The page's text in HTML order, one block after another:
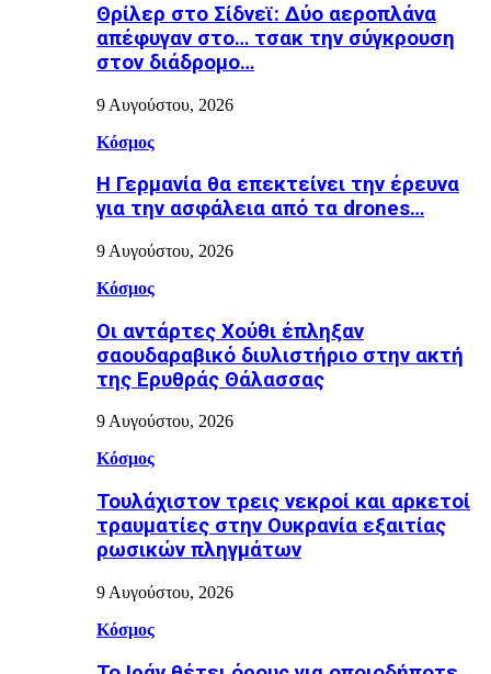
Θρίλερ στο Σίδνεϊ: Δύο αεροπλάνα
απέφυγαν στο… τσακ την σύγκρουση
στον διάδρομο…
9 Αυγούστου, 2026
Κόσμος
Η Γερμανία θα επεκτείνει την έρευνα
για την ασφάλεια από τα drones…
9 Αυγούστου, 2026
Κόσμος
Οι αντάρτες Χούθι έπληξαν
σαουδαραβικό διυλιστήριο στην ακτή
της Ερυθράς Θάλασσας
9 Αυγούστου, 2026
Κόσμος
Τουλάχιστον τρεις νεκροί και αρκετοί
τραυματίες στην Ουκρανία εξαιτίας
ρωσικών πληγμάτων
9 Αυγούστου, 2026
Κόσμος